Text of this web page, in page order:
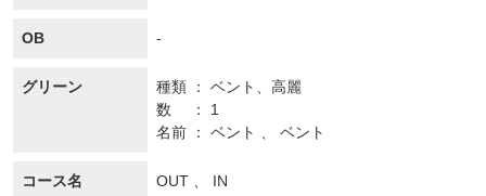
OB -
グリーン 種類 ベント、高麗
数
1
名前
ベント 、 ベント
コース名 OUT 、 IN